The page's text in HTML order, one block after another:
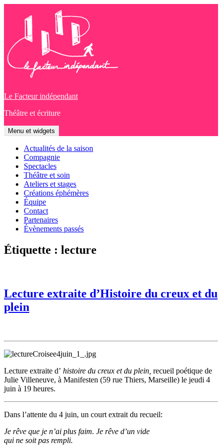
contenu
Le Facteur indépendant
Théâtre et écriture
Menu et widgets
Actualités de la saison
Compagnie
Spectacles
Théâtre et soin
Ateliers et stages
Créations éphémères
Équipe
Contact
Partenaires
Évènements passés
Étiquette : lecture
Lecture extraite d’Histoire du creux et du
plein
Lecture extraite d’ histoire du creux et du plein, recueil poétique de
Julie Villeneuve, à Manifesten (59 rue Thiers, Marseille) le jeudi 4
juin à 19 heures.
Dans l’attente du 4 juin, un court extrait du recueil:
Je rêve que je n’ai plus faim. Je rêve d’un vide
qui ne soit pas rempli.